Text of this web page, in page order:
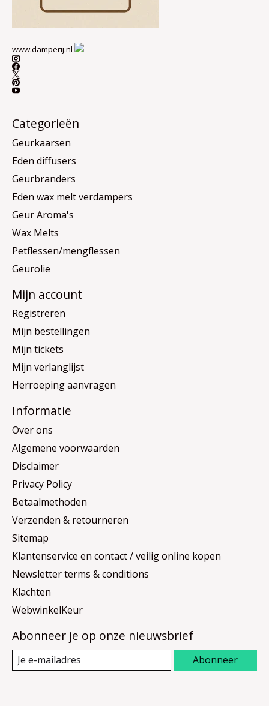
www.damperij.nl
Categorieën
Geurkaarsen
Eden diffusers
Geurbranders
Eden wax melt verdampers
Geur Aroma's
Wax Melts
Petflessen/mengflessen
Geurolie
Mijn account
Registreren
Mijn bestellingen
Mijn tickets
Mijn verlanglijst
Herroeping aanvragen
Informatie
Over ons
Algemene voorwaarden
Disclaimer
Privacy Policy
Betaalmethoden
Verzenden & retourneren
Sitemap
Klantenservice en contact / veilig online kopen
Newsletter terms & conditions
Klachten
WebwinkelKeur
Abonneer je op onze nieuwsbrief
Abonneer